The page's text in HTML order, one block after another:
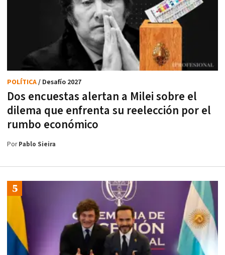
Dos encuestas alertan a Milei sobre el
dilema que enfrenta su reelección por el
rumbo económico
POLÍTICA/ Desafío 2027
PorPablo Sieira